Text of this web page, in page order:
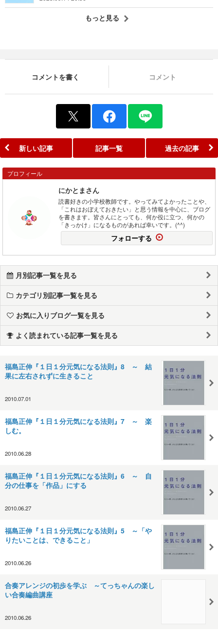
もっと見る
コメントを書く コメント
新しい記事 記事一覧 過去の記事
プロフィール
にかとまさん
読書好きの小学校教師です。やってみてよかったことや、
「これはおぼえておきたい」と思う情報を中心に、ブログ
を書きます。皆さんにとっても、何か役に立つ、何かの
「きっかけ」になるものがあれば幸いです。(^^)
フォローする
月別記事一覧を見る
カテゴリ別記事一覧を見る
お気に入りブログ一覧を見る
よく読まれている記事一覧を見る
福島正伸『１日１分元気になる法則』8 ～ 結
果に左右されずに生きること
2010.07.01
福島正伸『１日１分元気になる法則』7 ～ 楽
しむ。
2010.06.28
福島正伸『１日１分元気になる法則』6 ～ 自
分の仕事を「作品」にする
2010.06.27
福島正伸『１日１分元気になる法則』5 ～「や
りたいことは、できること」
2010.06.26
合奏アレンジの初歩を学ぶ ～てっちゃんの楽し
い合奏編曲講座
2010.06.26